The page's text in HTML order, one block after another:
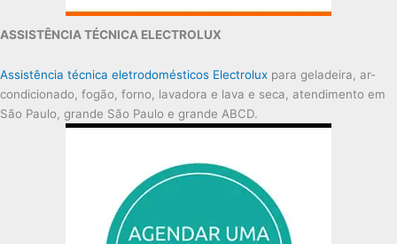
ASSISTÊNCIA TÉCNICA ELECTROLUX
Assistência técnica eletrodomésticos Electrolux para geladeira, ar-
condicionado, fogão, forno, lavadora e lava e seca, atendimento em
São Paulo, grande São Paulo e grande ABCD.